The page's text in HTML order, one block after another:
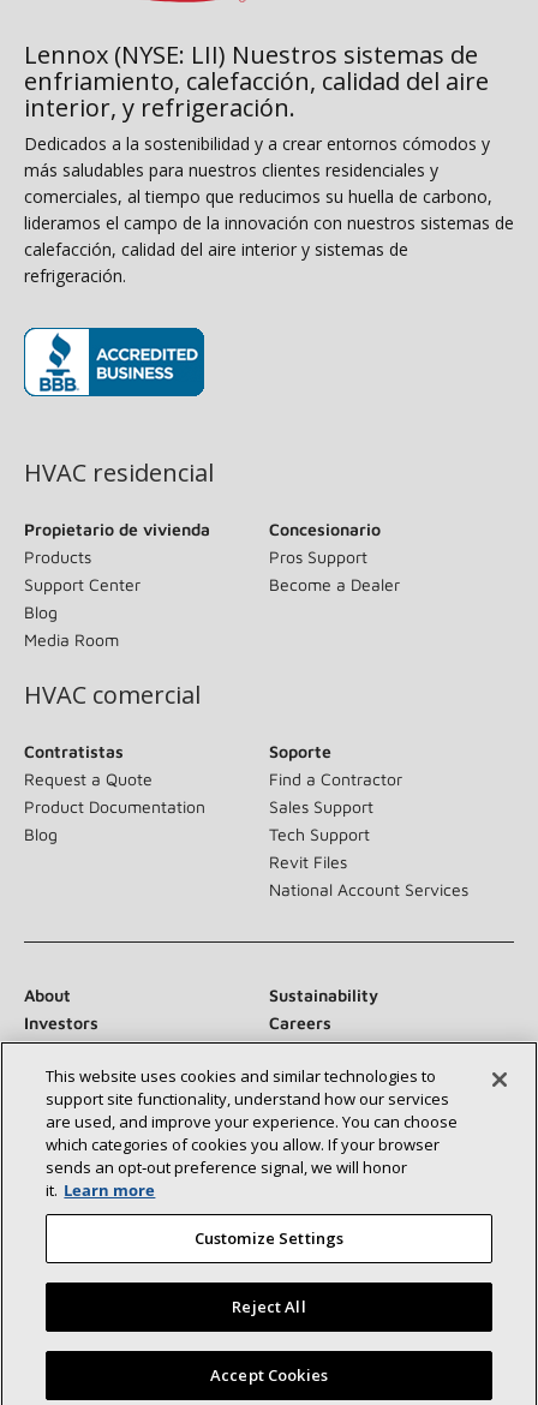
Lennox (NYSE: LII) Nuestros sistemas de
enfriamiento, calefacción, calidad del aire
interior, y refrigeración.
Dedicados a la sostenibilidad y a crear entornos cómodos y
más saludables para nuestros clientes residenciales y
comerciales, al tiempo que reducimos su huella de carbono,
lideramos el campo de la innovación con nuestros sistemas de
calefacción, calidad del aire interior y sistemas de
refrigeración.
HVAC residencial
Propietario de vivienda
Products
Support Center
Blog
Media Room
Concesionario
Pros Support
Become a Dealer
HVAC comercial
Contratistas
Request a Quote
Product Documentation
Blog
Soporte
Find a Contractor
Sales Support
Tech Support
Revit Files
National Account Services
About
Sustainability
Investors
Careers
Suppliers
Contact Us
Newsroom
Conéctese con nosotros:
©2026 Lennox International Inc.
Site Map
Accessibility Statement
Privacy
This website uses cookies and similar technologies to
support site functionality, understand how our services
are used, and improve your experience. You can choose
which categories of cookies you allow. If your browser
sends an opt‑out preference signal, we will honor
it. Learn more
Customize Settings
Reject All
Accept Cookies